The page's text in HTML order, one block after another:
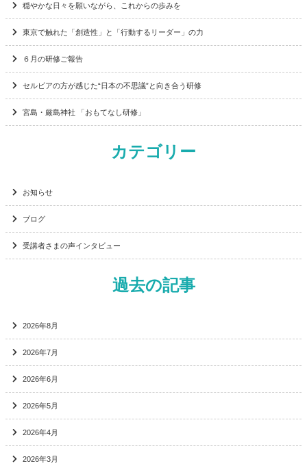
穏やかな日々を願いながら、これからの歩みを
東京で触れた「創造性」と「行動するリーダー」の力
６月の研修ご報告
セルビアの方が感じた“日本の不思議”と向き合う研修
宮島・厳島神社 「おもてなし研修」
カテゴリー
お知らせ
ブログ
受講者さまの声インタビュー
過去の記事
2026年8月
2026年7月
2026年6月
2026年5月
2026年4月
2026年3月